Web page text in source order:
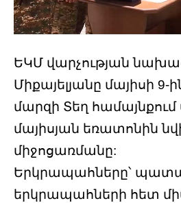
ԵԿՄ վարչության
Միքայելյանը մայիսի 9-
մարզի Տեղ
մայիսյան եռատոնին
միջոցառմանը:
Երկրապահները՝
երկրապահների հետ